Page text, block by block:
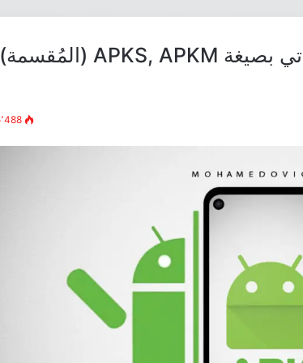
كيفية تثبيت التطبيقات التي تأتي بصيغة APKS, APKM (المُقسمة)